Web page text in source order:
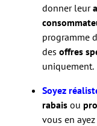
donner leur
programme
des offres
uniquement.
Soyez
rabais ou
vous en